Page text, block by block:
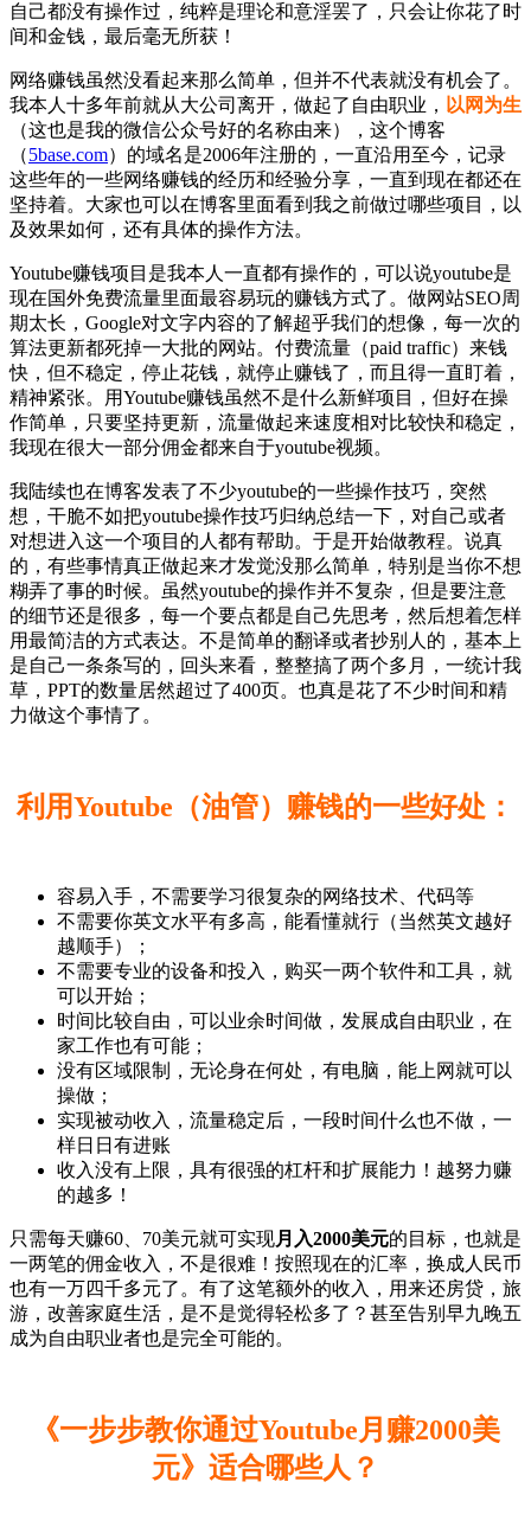
自己都没有操作过，纯粹是理论和意淫罢了，只会让你花了时
间和金钱，最后毫无所获！
网络赚钱虽然没看起来那么简单，但并不代表就没有机会了。
我本人十多年前就从大公司离开，做起了自由职业， 以网为生
（这也是我的微信公众号好的名称由来），这个博客
（5base.com）的域名是2006年注册的，一直沿用至今，记录
这些年的一些网络赚钱的经历和经验分享，一直到现在都还在
坚持着。大家也可以在博客里面看到我之前做过哪些项目，以
及效果如何，还有具体的操作方法。
Youtube赚钱项目是我本人一直都有操作的，可以说youtube是
现在国外免费流量里面最容易玩的赚钱方式了。做网站SEO周
期太长，Google对文字内容的了解超乎我们的想像，每一次的
算法更新都死掉一大批的网站。付费流量（paid traffic）来钱
快，但不稳定，停止花钱，就停止赚钱了，而且得一直盯着，
精神紧张。用Youtube赚钱虽然不是什么新鲜项目，但好在操
作简单，只要坚持更新，流量做起来速度相对比较快和稳定，
我现在很大一部分佣金都来自于youtube视频。
我陆续也在博客发表了不少youtube的一些操作技巧，突然
想，干脆不如把youtube操作技巧归纳总结一下，对自己或者
对想进入这一个项目的人都有帮助。于是开始做教程。说真
的，有些事情真正做起来才发觉没那么简单，特别是当你不想
糊弄了事的时候。虽然youtube的操作并不复杂，但是要注意
的细节还是很多，每一个要点都是自己先思考，然后想着怎样
用最简洁的方式表达。不是简单的翻译或者抄别人的，基本上
是自己一条条写的，回头来看，整整搞了两个多月，一统计我
草，PPT的数量居然超过了400页。也真是花了不少时间和精
力做这个事情了。
利用Youtube（油管）赚钱的一些好处：
容易入手，不需要学习很复杂的网络技术、代码等
不需要你英文水平有多高，能看懂就行（当然英文越好
越顺手）；
不需要专业的设备和投入，购买一两个软件和工具，就
可以开始；
时间比较自由，可以业余时间做，发展成自由职业，在
家工作也有可能；
没有区域限制，无论身在何处，有电脑，能上网就可以
操做；
实现被动收入，流量稳定后，一段时间什么也不做，一
样日日有进账
收入没有上限，具有很强的杠杆和扩展能力！越努力赚
的越多！
只需每天赚60、70美元就可实现月入2000美元的目标，也就是
一两笔的佣金收入，不是很难！按照现在的汇率，换成人民币
也有一万四千多元了。有了这笔额外的收入，用来还房贷，旅
游，改善家庭生活，是不是觉得轻松多了？甚至告别早九晚五
成为自由职业者也是完全可能的。
《一步步教你通过Youtube月赚2000美
元》适合哪些人？